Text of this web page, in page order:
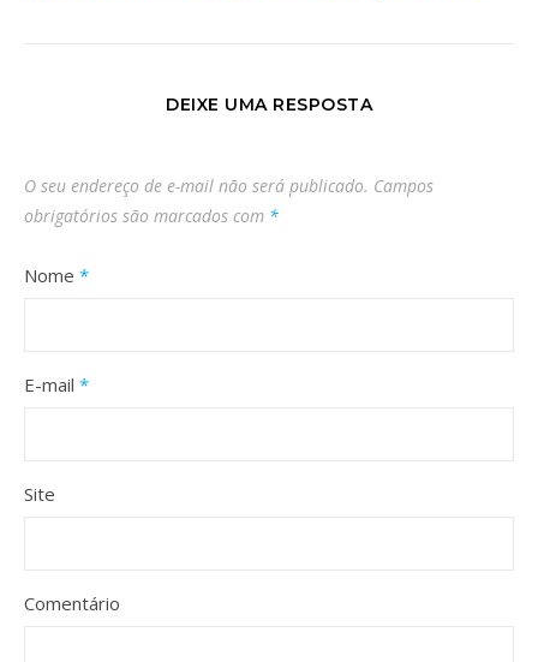
DEIXE UMA RESPOSTA
O seu endereço de e-mail não será publicado. Campos
obrigatórios são marcados com *
Nome *
E-mail *
Site
Comentário